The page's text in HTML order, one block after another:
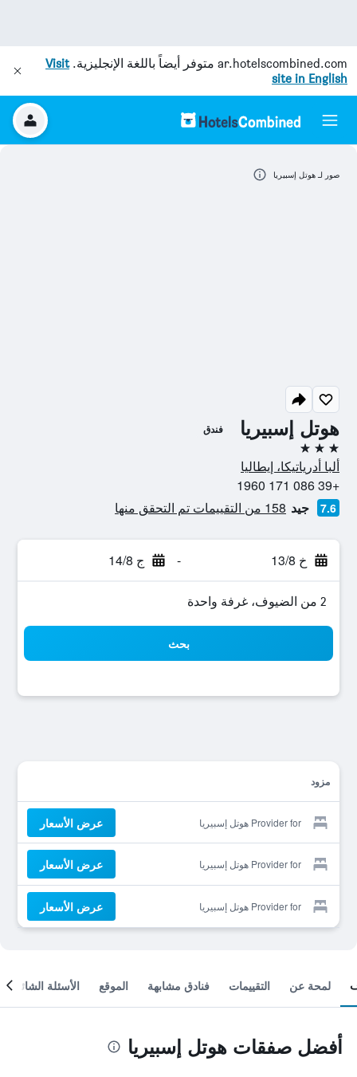
ar.hotelscombined.com متوفر أيضاً باللغة الإنجليزية.Visit
site in English
هوتل إسبيريا فندق
3 نجوم
ألبا أدرياتيكا، إيطاليا
+39 086 171 1960
7.6 جيد 158 من التقييمات تم التحقق منها
خ 13/8 - ج 14/8
2 من الضيوف، غرفة واحدة
بحث
مزود
Provider for هوتل إسبيريا عرض الأسعار
Provider for هوتل إسبيريا عرض الأسعار
Provider for هوتل إسبيريا عرض الأسعار
صور لـ هوتل إسبيريا
لمحة عن التقييمات فنادق مشابهة الموقع الأسئلة الشائعة
أفضل صفقات هوتل إسبيريا